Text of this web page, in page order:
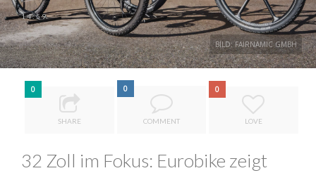
BILD: FAIRNAMIC GMBH
14:59
0
SHARE
0
COMMENT
0
LOVE
32 Zoll im Fokus: Eurobike zeigt